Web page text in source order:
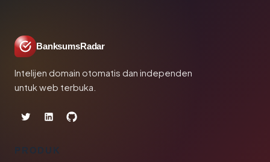
BanksumsRadar
Intelijen domain otomatis dan independen
untuk web terbuka.
PRODUK